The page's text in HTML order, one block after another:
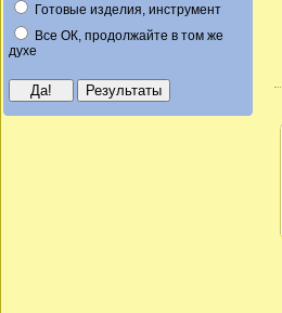
Готовые изделия, инструмент
Все ОК, продолжайте в том же
духе